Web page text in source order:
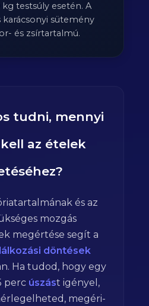
kg testsúly esetén. A
sütemény
és zsírtartalmú.
tudni, mennyi
az ételek
és az
mozgás
megértése segít a
döntések
Ha tudod, hogy egy
perc úszást igényel,
megéri-